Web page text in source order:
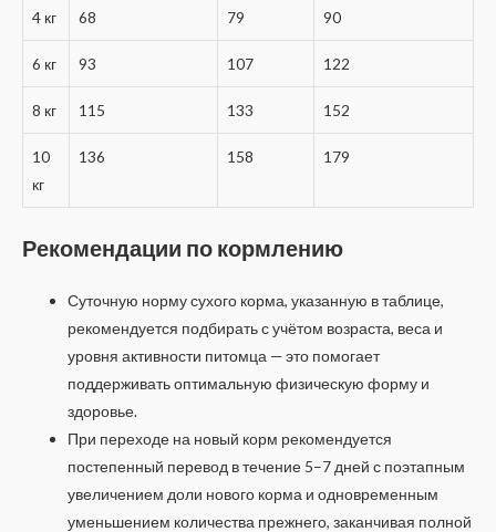
4 кг 68 79 90
6 кг 93 107 122
8 кг 115 133 152
10
кг
136 158 179
Рекомендации по кормлению
Суточную норму сухого корма, указанную в таблице,
рекомендуется подбирать с учётом возраста, веса и
уровня активности питомца — это помогает
поддерживать оптимальную физическую форму и
здоровье.
При переходе на новый корм рекомендуется
постепенный перевод в течение 5–7 дней с поэтапным
увеличением доли нового корма и одновременным
уменьшением количества прежнего, заканчивая полной